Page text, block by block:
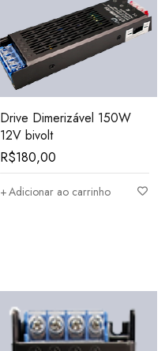
Drive Dimerizável 150W
12V bivolt
R$180,00
Adicionar ao carrinho